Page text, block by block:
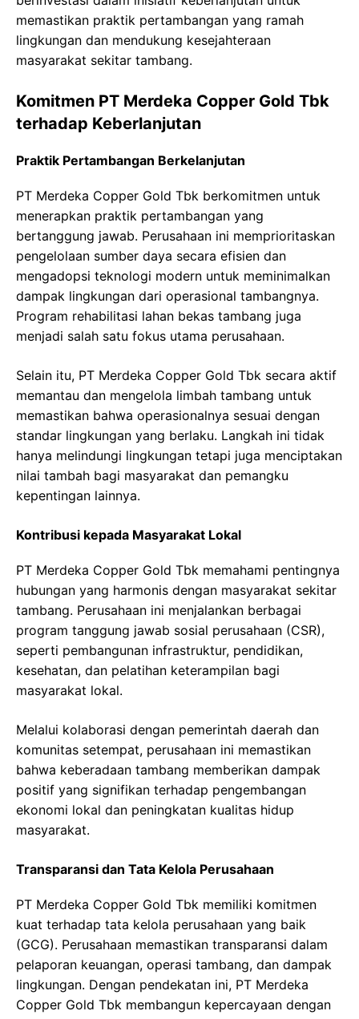
memastikan praktik pertambangan yang ramah
lingkungan dan mendukung kesejahteraan
masyarakat sekitar tambang.
Komitmen PT Merdeka Copper Gold Tbk
terhadap Keberlanjutan
Praktik Pertambangan Berkelanjutan
PT Merdeka Copper Gold Tbk berkomitmen untuk
menerapkan praktik pertambangan yang
bertanggung jawab. Perusahaan ini memprioritaskan
pengelolaan sumber daya secara efisien dan
mengadopsi teknologi modern untuk meminimalkan
dampak lingkungan dari operasional tambangnya.
Program rehabilitasi lahan bekas tambang juga
menjadi salah satu fokus utama perusahaan.
Selain itu, PT Merdeka Copper Gold Tbk secara aktif
memantau dan mengelola limbah tambang untuk
memastikan bahwa operasionalnya sesuai dengan
standar lingkungan yang berlaku. Langkah ini tidak
hanya melindungi lingkungan tetapi juga menciptakan
nilai tambah bagi masyarakat dan pemangku
kepentingan lainnya.
Kontribusi kepada Masyarakat Lokal
PT Merdeka Copper Gold Tbk memahami pentingnya
hubungan yang harmonis dengan masyarakat sekitar
tambang. Perusahaan ini menjalankan berbagai
program tanggung jawab sosial perusahaan (CSR),
seperti pembangunan infrastruktur, pendidikan,
kesehatan, dan pelatihan keterampilan bagi
masyarakat lokal.
Melalui kolaborasi dengan pemerintah daerah dan
komunitas setempat, perusahaan ini memastikan
bahwa keberadaan tambang memberikan dampak
positif yang signifikan terhadap pengembangan
ekonomi lokal dan peningkatan kualitas hidup
masyarakat.
Transparansi dan Tata Kelola Perusahaan
PT Merdeka Copper Gold Tbk memiliki komitmen
kuat terhadap tata kelola perusahaan yang baik
(GCG). Perusahaan memastikan transparansi dalam
pelaporan keuangan, operasi tambang, dan dampak
lingkungan. Dengan pendekatan ini, PT Merdeka
Copper Gold Tbk membangun kepercayaan dengan